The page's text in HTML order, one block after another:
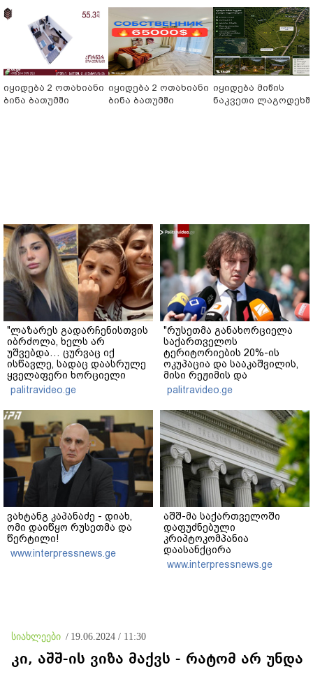
იყიდება 2 ოთახიანი
ბინა ბათუმში
იყიდება 2 ოთახიანი
ბინა ბათუმში
იყიდება მიწის
ნაკვეთი
"ლაზარეს გადარჩენისთვის
იბრძოლა, ხელს არ
უშვებდა… ცურვაც იქ
ისწავლე, სადაც დაასრულე
ყველაფერი ხორციელი
ცხოვრებიდან" – რას წერს
ხობში დაღუპული დედა-
შვილის ახლობელი?
palitravideo.ge
"რუსეთმა განახორციელა
საქართველოს
ტერიტორიების 20%-ის
ოკუპაცია და სააკაშვილის,
მისი რეჟიმის და
"ნაცმოძრაობის" ღალატი
ვერანაირად ვერ
გადაფარავს ამ
დანაშაულს" - ირაკლი
კობახიძე
palitravideo.ge
ვახტანგ კაპანაძე - დიახ,
ომი დაიწყო რუსეთმა და
წერტილი!
www.interpressnews.ge
აშშ-მა საქართველოში
დაფუძნებული
კრიპტოკომპანია
დაასანქცირა
www.interpressnews.ge
სიახლეები / 19.06.2024 / 11:30
კი, აშშ-ის ვიზა მაქვს - რატომ არ უნდა